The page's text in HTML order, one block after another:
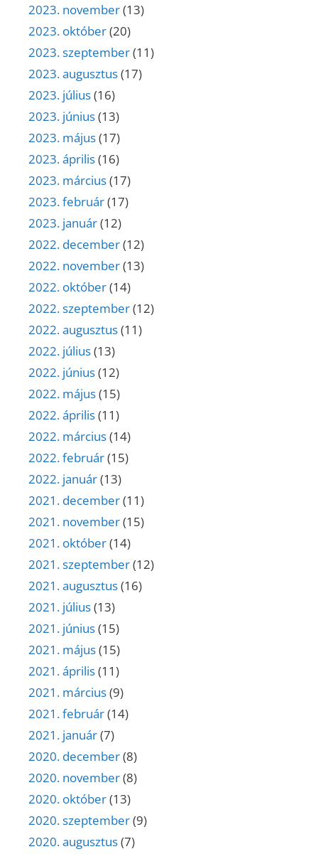
2023. november(13)
2023. október(20)
2023. szeptember(11)
2023. augusztus(17)
2023. július(16)
2023. június(13)
2023. május(17)
2023. április(16)
2023. március(17)
2023. február(17)
2023. január(12)
2022. december(12)
2022. november(13)
2022. október(14)
2022. szeptember(12)
2022. augusztus(11)
2022. július(13)
2022. június(12)
2022. május(15)
2022. április(11)
2022. március(14)
2022. február(15)
2022. január(13)
2021. december(11)
2021. november(15)
2021. október(14)
2021. szeptember(12)
2021. augusztus(16)
2021. július(13)
2021. június(15)
2021. május(15)
2021. április(11)
2021. március(9)
2021. február(14)
2021. január(7)
2020. december(8)
2020. november(8)
2020. október(13)
2020. szeptember(9)
2020. augusztus(7)